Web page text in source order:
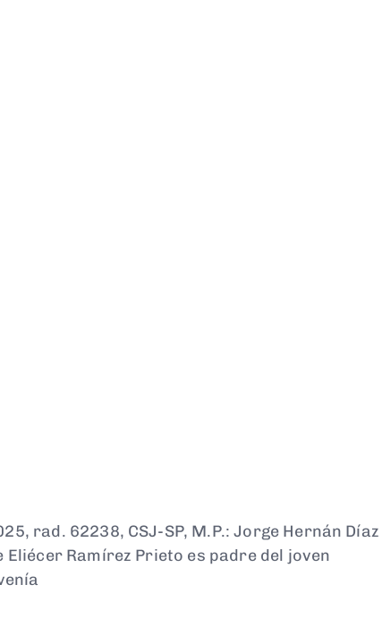
rad. 62238, CSJ-SP, M.P.: Jorge Hernán Díaz
Eliécer Ramírez Prieto es padre del joven